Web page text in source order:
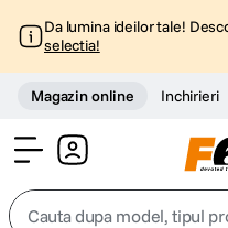
Da lumina ideilor tale!
selectia!
Magazin online Inchirieri
Cauta dupa model, tipul